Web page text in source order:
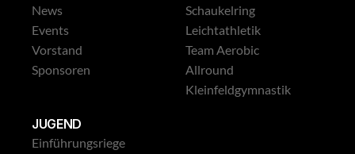
News
Events
Vorstand
Sponsoren
Schaukelring
Leichtathletik
Team Aerobic
Allround
Kleinfeldgymnastik
JUGEND
Einführungsriege